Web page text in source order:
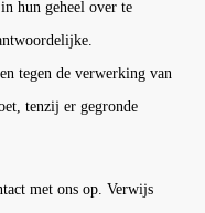
hun geheel over te
tegen de verwerking van
tenzij er gegronde
met ons op. Verwijs